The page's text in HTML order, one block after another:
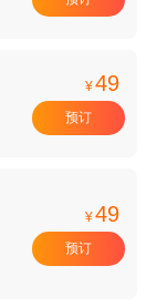
¥49
预订
¥49
预订